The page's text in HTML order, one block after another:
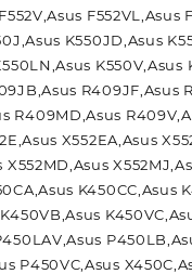
F552VL,Asus
K550JD,Asus
K550V,Asus
R409JF,Asus
R409MD,Asus
X552EA,Asus
K450CC,Asus
P450VC,Asus